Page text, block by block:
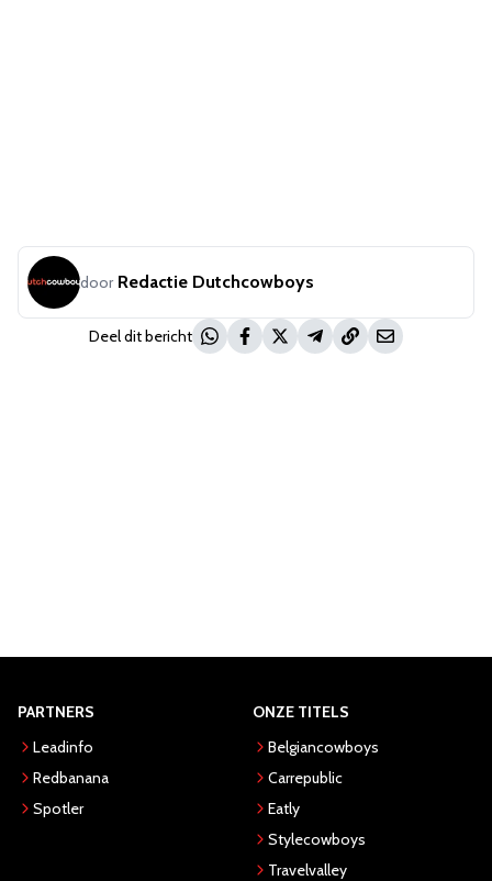
door Redactie Dutchcowboys
Deel dit bericht
PARTNERS
Leadinfo
Redbanana
Spotler
ONZE TITELS
Belgiancowboys
Carrepublic
Eatly
Stylecowboys
Travelvalley